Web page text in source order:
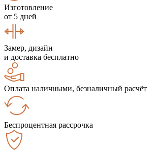
Изготовление
от 5 дней
Замер, дизайн
и доставка бесплатно
Оплата наличными, безналичный расчёт
Беспроцентная рассрочка